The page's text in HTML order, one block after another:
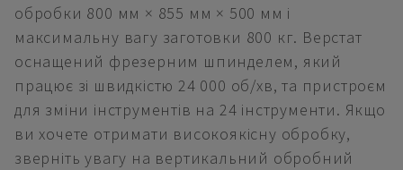
обробки 800 мм × 855 мм × 500 мм і
максимальну вагу заготовки 800 кг. Верстат
оснащений фрезерним шпинделем, який
працює зі швидкістю 24 000 об/хв, та пристроєм
для зміни інструментів на 24 інструменти. Якщо
ви хочете отримати високоякісну обробку,
зверніть увагу на вертикальний обробний